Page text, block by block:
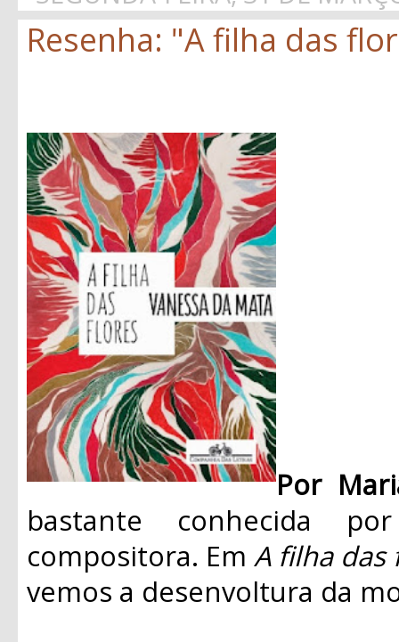
Resenha: "A filha das
Por
bastante conhecida
compositora. Em A filha das
vemos a desenvoltura da